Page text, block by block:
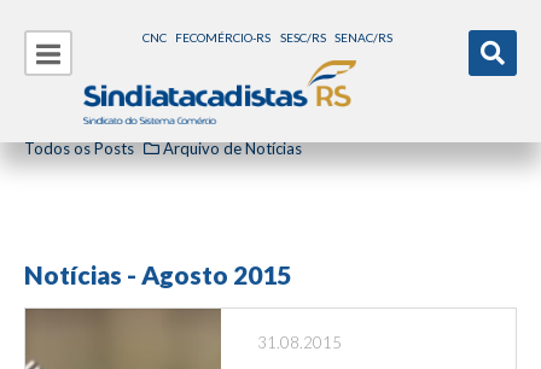
CNC FECOMÉRCIO-RS SESC/RS SENAC/RS
Todos os Posts Arquivo de Notícias
Notícias - Agosto 2015
31.08.2015